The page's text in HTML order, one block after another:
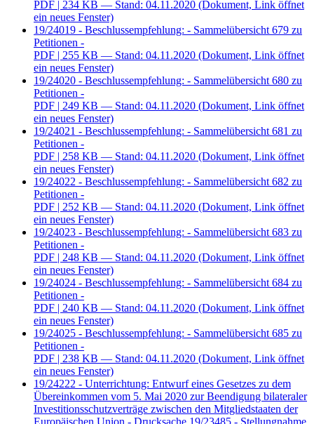
PDF | 234 KB — Stand: 04.11.2020 (Dokument, Link öffnet
ein neues Fenster)
19/24019 - Beschlussempfehlung: - Sammelübersicht 679 zu
Petitionen -
PDF | 255 KB — Stand: 04.11.2020 (Dokument, Link öffnet
ein neues Fenster)
19/24020 - Beschlussempfehlung: - Sammelübersicht 680 zu
Petitionen -
PDF | 249 KB — Stand: 04.11.2020 (Dokument, Link öffnet
ein neues Fenster)
19/24021 - Beschlussempfehlung: - Sammelübersicht 681 zu
Petitionen -
PDF | 258 KB — Stand: 04.11.2020 (Dokument, Link öffnet
ein neues Fenster)
19/24022 - Beschlussempfehlung: - Sammelübersicht 682 zu
Petitionen -
PDF | 252 KB — Stand: 04.11.2020 (Dokument, Link öffnet
ein neues Fenster)
19/24023 - Beschlussempfehlung: - Sammelübersicht 683 zu
Petitionen -
PDF | 248 KB — Stand: 04.11.2020 (Dokument, Link öffnet
ein neues Fenster)
19/24024 - Beschlussempfehlung: - Sammelübersicht 684 zu
Petitionen -
PDF | 240 KB — Stand: 04.11.2020 (Dokument, Link öffnet
ein neues Fenster)
19/24025 - Beschlussempfehlung: - Sammelübersicht 685 zu
Petitionen -
PDF | 238 KB — Stand: 04.11.2020 (Dokument, Link öffnet
ein neues Fenster)
19/24222 - Unterrichtung: Entwurf eines Gesetzes zu dem
Übereinkommen vom 5. Mai 2020 zur Beendigung bilateraler
Investitionsschutzverträge zwischen den Mitgliedstaaten der
Europäischen Union - Drucksache 19/23485 - Stellungnahme